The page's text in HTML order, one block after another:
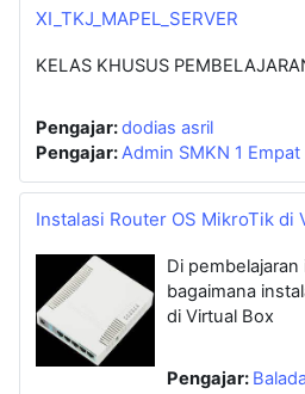
XI_TKJ_MAPEL_SERVER
KELAS KHUSUS
Pengajar:dodias asril
Pengajar: Admin SMKN 1
Instalasi Router OS MikroTik di
Di
bagaimana
di Virtual Box
Pengajar: